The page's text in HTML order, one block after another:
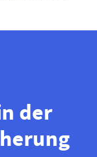
der